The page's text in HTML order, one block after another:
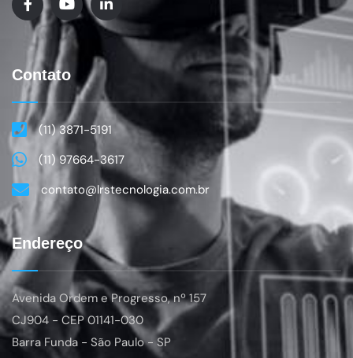
Contato
(11) 3871-5191
(11) 97664-3617
contato@lrstecnologia.com.br
Endereço
Avenida Ordem e Progresso, nº 157
CJ904 - CEP 01141-030
Barra Funda - São Paulo - SP